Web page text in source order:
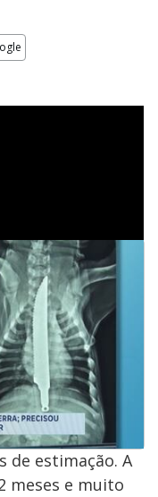
de estimação. A
meses e muito